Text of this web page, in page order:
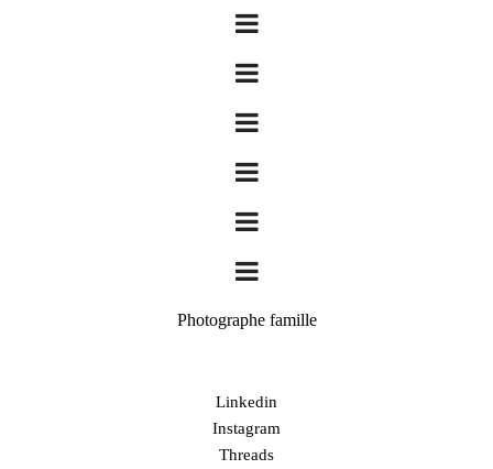
Photographe famille
Linkedin
Instagram
Threads